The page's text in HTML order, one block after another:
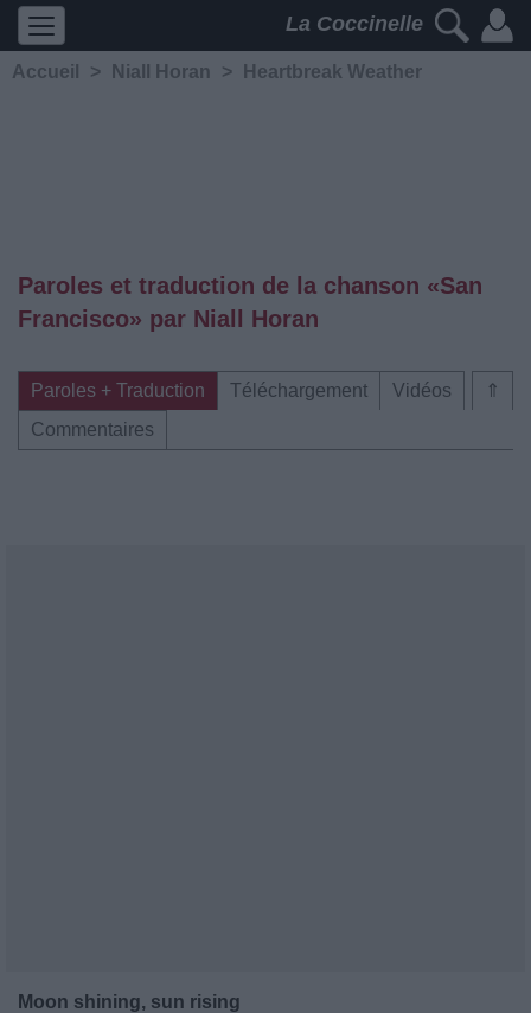
La Coccinelle
Accueil > Niall Horan > Heartbreak Weather
Paroles et traduction de la chanson «San
Francisco» par Niall Horan
⇑
Paroles + Traduction Téléchargement
Vidéos
Commentaires
Moon shining, sun rising